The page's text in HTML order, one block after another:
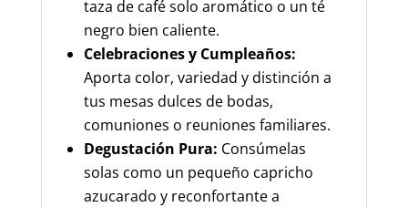
taza de café solo aromático o un té
negro bien caliente.
Celebraciones y Cumpleaños:
Aporta color, variedad y distinción a
tus mesas dulces de bodas,
comuniones o reuniones familiares.
Degustación Pura: Consúmelas
solas como un pequeño capricho
azucarado y reconfortante a